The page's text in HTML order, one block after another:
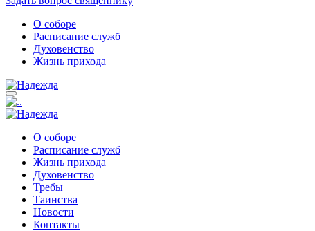
О соборе
Расписание служб
Духовенство
Жизнь прихода
О соборе
Расписание служб
Жизнь прихода
Духовенство
Требы
Таинства
Новости
Контакты